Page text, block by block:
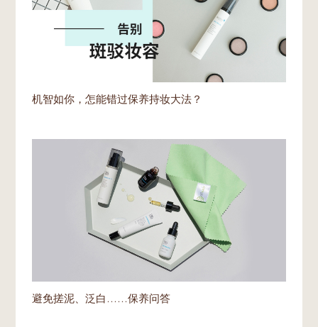
机智如你，怎能错过保养持妆大法？
避免搓泥、泛白……保养问答